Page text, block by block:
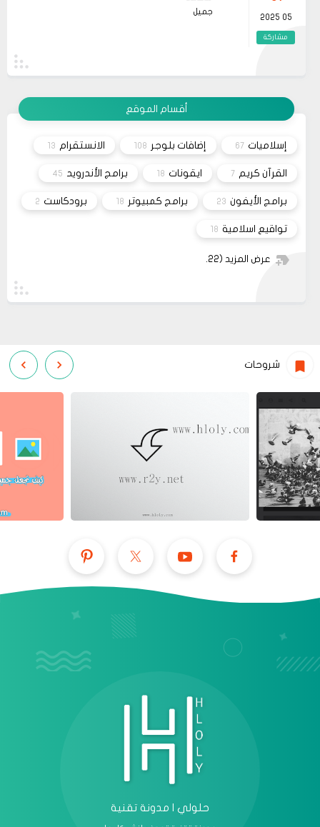
katkı sağlar hem de farklı bakış açıları
05 2025
مشاركة
جميل
مشاركة
ليس هناك أي موقع لشراء القالب مثل خمسات أو
كفيل..، كما أنه ليس هناك مكان للتواصل عبر الفيسبوك
أقسام الموقع
إسلاميات 67 إضافات بلوجر 108 الانستقرام 13
القرآن كريم 7 ايقونات 18 برامج الأندرويد 45
برامج الأيفون 23 برامج كمبيوتر 18 برودكاست 2
تواقيع اسلامية 18
عرض المزيد (22)
شروحات
حلولي | مدونة تقنية